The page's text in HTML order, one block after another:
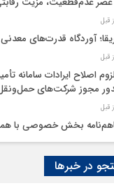
آوردگاه قدرت‌های معدنی
اصلاح ایرادات سامانه
مجوز شرکت‌های
بخش خصوصی با
اقتصاد‌ها از هوش مصنوعی
در خبرها